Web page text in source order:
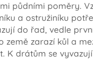
půdními poměry.
a ostružiníku
do řad, vedle
země zarazí kůl a
K drátům se